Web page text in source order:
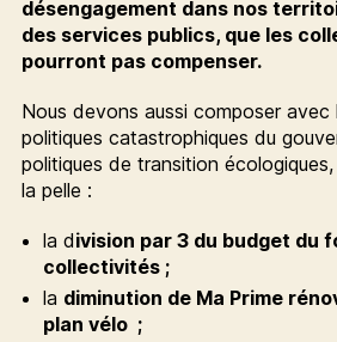
désengagement dans nos
des services publics, que les
pourront pas compenser.
Nous devons aussi composer avec
politiques catastrophiques du
politiques de transition
la pelle :
la division par 3 du budget du
collectivités ;
la diminution de Ma Prime
plan vélo ;